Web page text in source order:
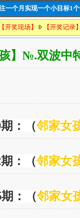
一个月实现一个小目标1
【开奖现场】 【开奖记录】
孩】№.双波
：（邻家女
：（邻家女
：（邻家女